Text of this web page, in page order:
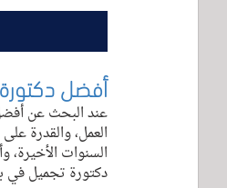
أفضل
عند البحث عن
العمل، والقدرة
السنوات
دكتورة تجميل في